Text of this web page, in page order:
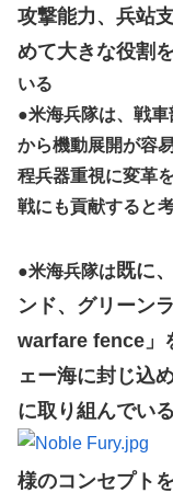
攻撃能力、兵站
めて大きな役割
いる
●米海兵隊は、戦
から機動展開が容
程兵器重視に変革
戦にも貢献すると
●米海兵隊は 既に
ンド、グリーン
warfare fence」
ェー海に封じ込
に取り組んでいる
様のコンセプト